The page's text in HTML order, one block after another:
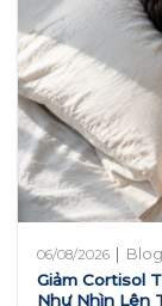
06/08/2026 | Blog
Giảm Cortisol
Như Nhìn Lên